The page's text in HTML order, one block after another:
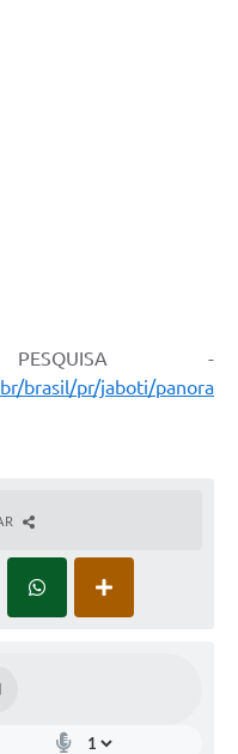
-
brasil/pr/jaboti/panora